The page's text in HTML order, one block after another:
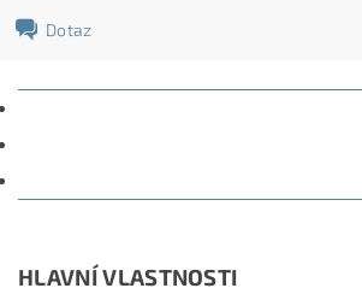
Dotaz
HLAVNÍ VLASTNOSTI